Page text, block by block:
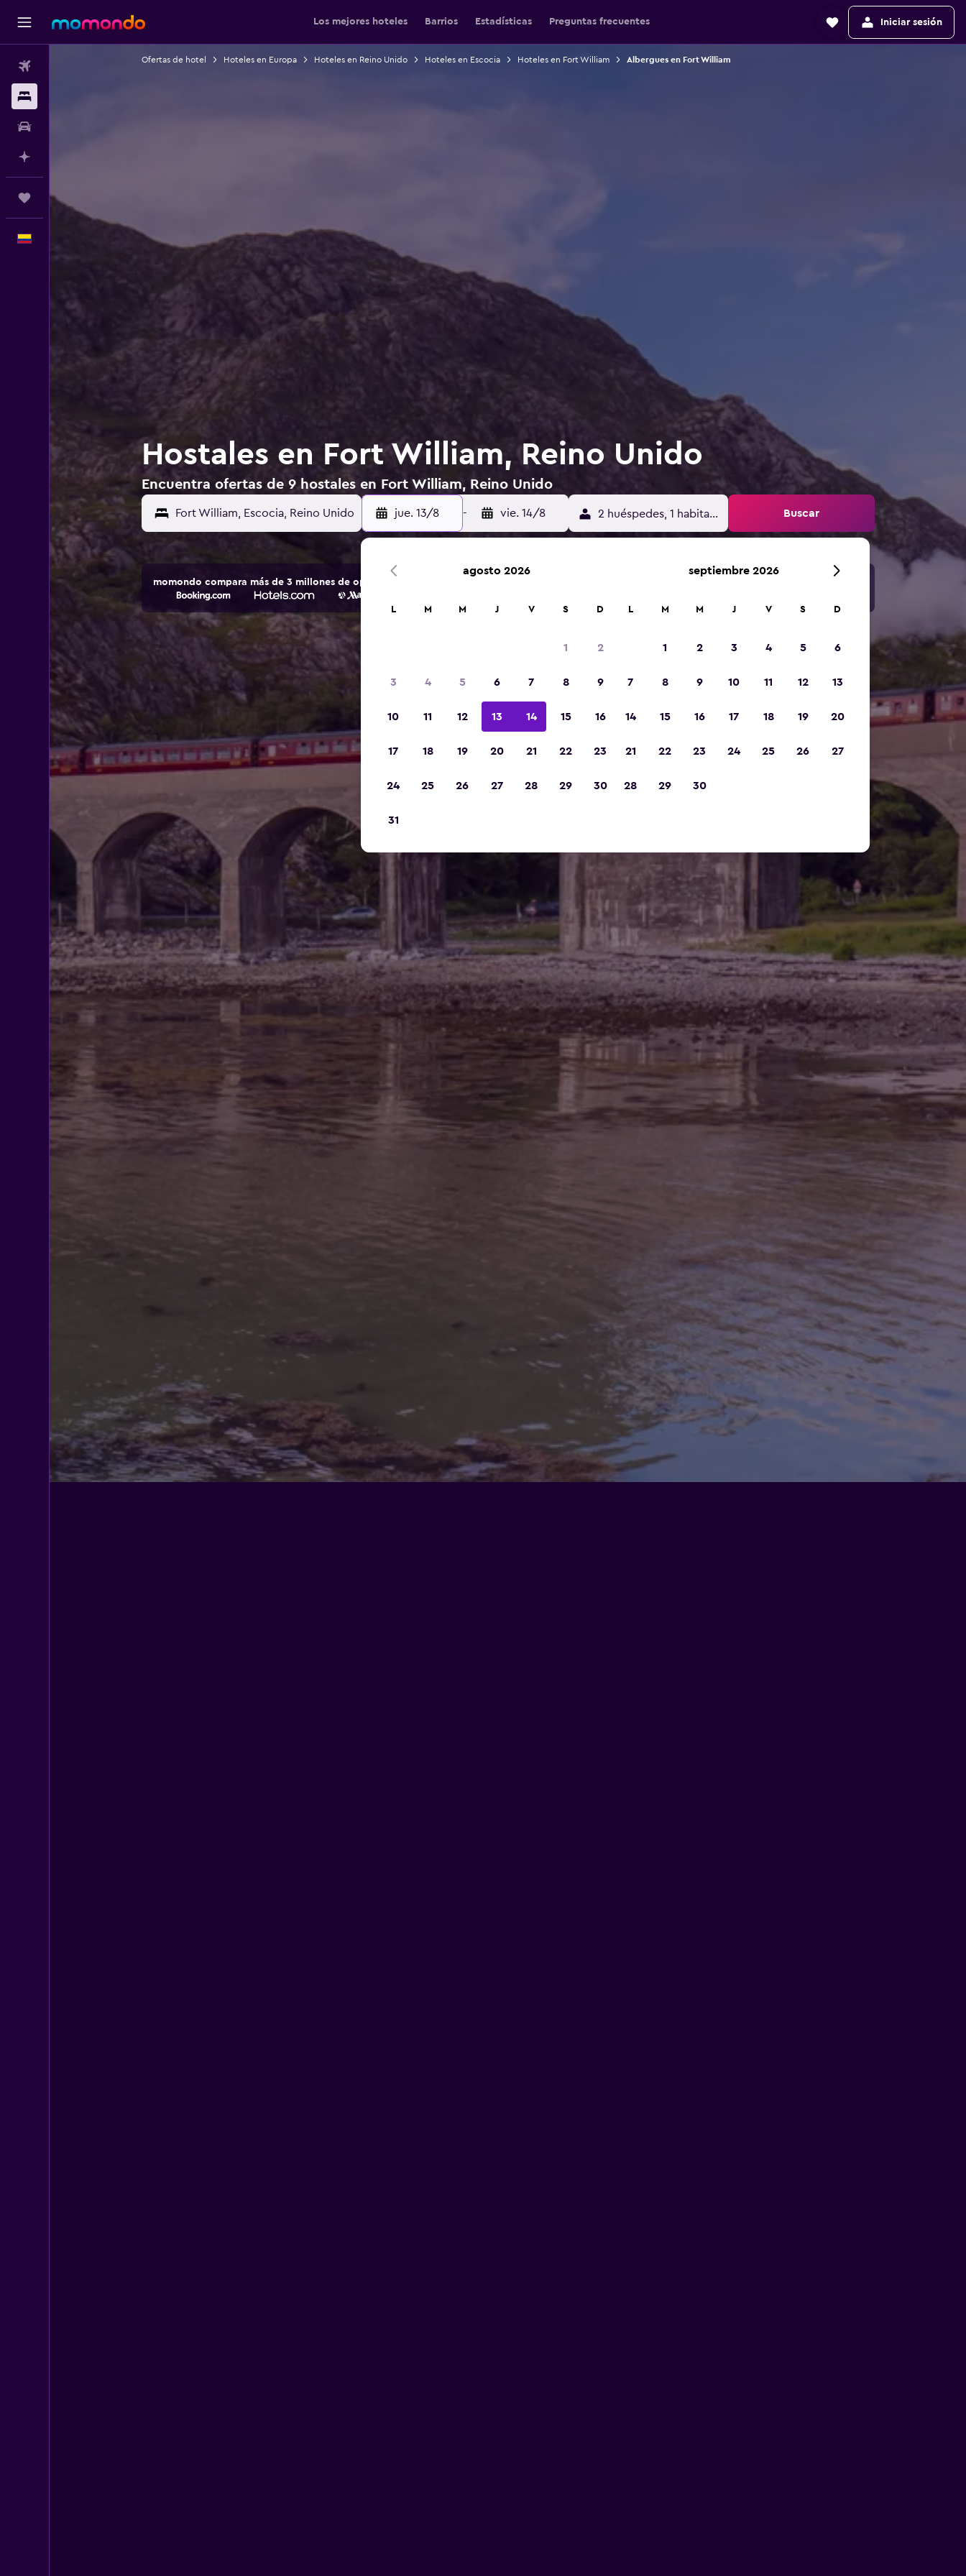
Los mejores hoteles Barrios Estadísticas Preguntas frecuentes Iniciar sesión
Trips
Ofertas de hotel Hoteles en Europa Hoteles en Reino Unido Hoteles en Escocia Hoteles en Fort William Albergues en Fort William
Hostales en Fort William, Reino Unido
Encuentra ofertas de 9 hostales en Fort William, Reino Unido
Fort William, Escocia, Reino Unido jue. 13/8 - vie. 14/8 2 huéspedes, 1 habitación Buscar
momondo compara más de 3 millones de opciones de hoteles y alojamientos.
agosto 2026
L M M J V S D
1 2
3 4 5 6 7 8 9
10 11 12 13 14 15 16
17 18 19 20 21 22 23
24 25 26 27 28 29 30
31
septiembre 2026
L M M J V S D
1 2 3 4 5 6
7 8 9 10 11 12 13
14 15 16 17 18 19 20
21 22 23 24 25 26 27
28 29 30